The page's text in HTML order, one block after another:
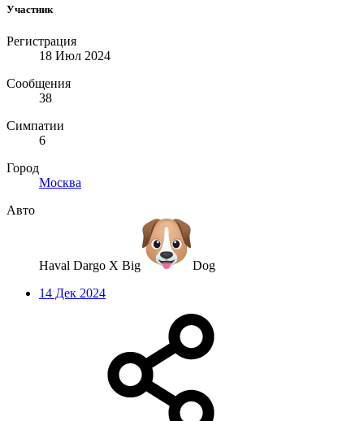
Участник
Регистрация
18 Июл 2024
Сообщения
38
Симпатии
6
Город
Москва
Авто
Haval Dargo X Big
Dog
14 Дек 2024